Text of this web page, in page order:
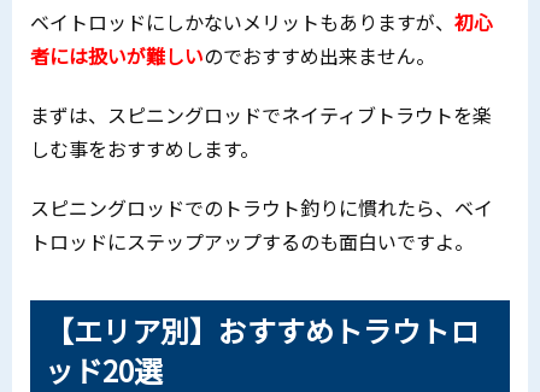
ベイトロッドにしかないメリットもありますが、 初心
者には扱いが難しいのでおすすめ出来ません。
まずは、スピニングロッドでネイティブトラウトを楽
しむ事をおすすめします。
スピニングロッドでのトラウト釣りに慣れたら、ベイ
トロッドにステップアップするのも面白いですよ。
【エリア別】おすすめトラウトロ
ッド20選